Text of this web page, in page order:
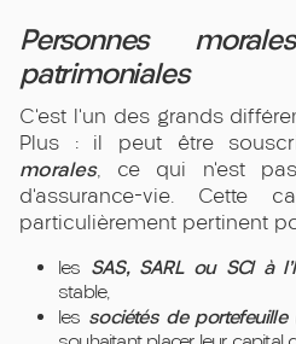
Personnes
patrimoniales
C’est l’un des grands
Plus : il peut être
morales, ce qui n’est
d’assurance-vie. Cette
particulièrement pertinent
les SAS, SARL ou SCI à
stable,
les sociétés de portefeuille